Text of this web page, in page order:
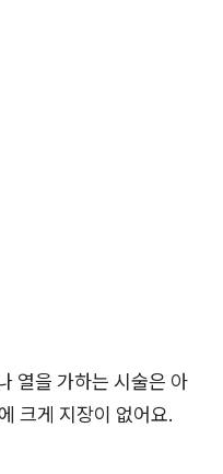
열을 가하는 시술은 아
크게 지장이 없어요.